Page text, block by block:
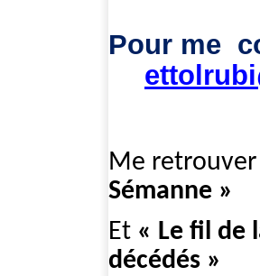
Pour me
Me
Sémanne »
Et « Le fil de
décédés »